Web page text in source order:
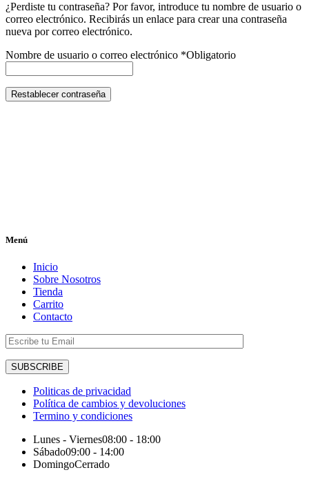
¿Perdiste tu contraseña? Por favor, introduce tu nombre de usuario o
correo electrónico. Recibirás un enlace para crear una contraseña
nueva por correo electrónico.
Nombre de usuario o correo electrónico *Obligatorio
Restablecer contraseña
Menú
Inicio
Sobre Nosotros
Tienda
Carrito
Contacto
Politicas de privacidad
Política de cambios y devoluciones
Termino y condiciones
Lunes - Viernes08:00 - 18:00
Sábado09:00 - 14:00
DomingoCerrado